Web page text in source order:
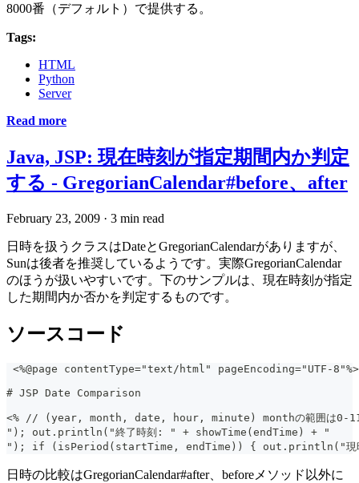
8000番（デフォルト）で提供する。
Tags:
HTML
Python
Server
Read more
Java, JSP: 現在時刻が指定期間内か判定
する - GregorianCalendar#before、after
February 23, 2009 · 3 min read
日時を扱うクラスはDateとGregorianCalendarがありますが、
Sunは後者を推奨しているようです。実際GregorianCalendar
のほうが扱いやすいです。下のサンプルは、現在時刻が指定
した期間内か否かを判定するものです。
ソースコード
<%@page contentType="text/html"
# JSP Date Comparison
<% // (year, month, date, hour, minute) monthの範囲は0-
"); out.println("終了時刻: " + showTime(endTime) + "
"); if (isPeriod(startTime, endTime)) { out.println("現時
日時の比較はGregorianCalendar#after、beforeメソッド以外に